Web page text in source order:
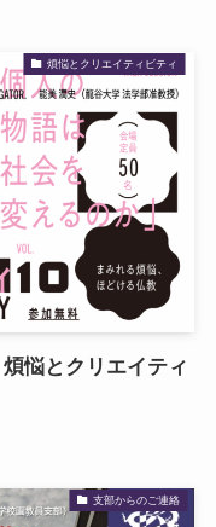
煩悩とクリエイティビティ
悩とクリエイティ
支部からのご連絡